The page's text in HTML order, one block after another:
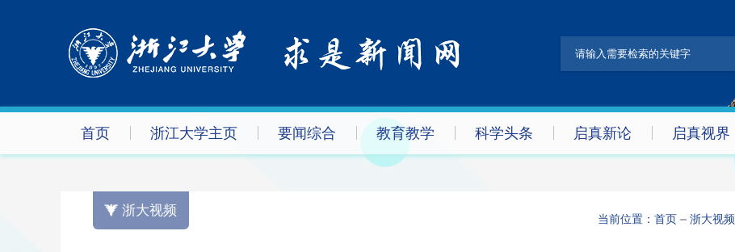
首页 浙江大学主页 要闻综合 教育教学 科学头条 启真新论 启真视界
浙大视频
当前位置： 首页 浙大视频